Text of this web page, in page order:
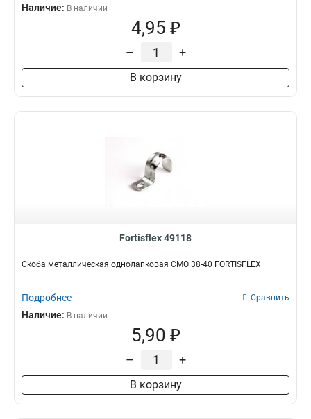
Наличие: В наличии
4,95 ₽
– +
В корзину
Fortisflex 49118
Скоба металлическая однолапковая СМО 38-40 FORTISFLEX
Подробнее Сравнить
Наличие: В наличии
5,90 ₽
– +
В корзину